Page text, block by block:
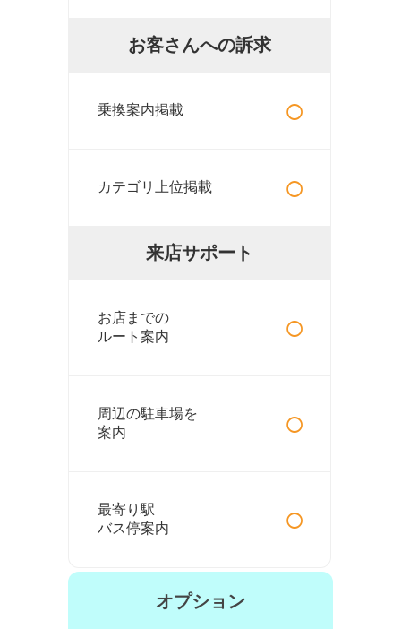
お客さんへの訴求
乗換案内掲載 ○
カテゴリ上位掲載 ○
来店サポート
お店までの
ルート案内
○
周辺の駐車場を
案内
○
最寄り駅
バス停案内
○
オプション